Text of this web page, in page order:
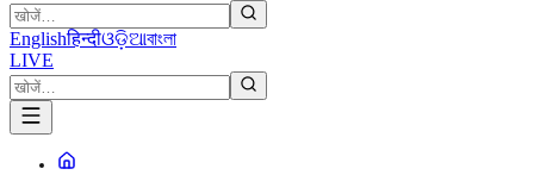
Englishहिन्दीଓଡ଼ିଆবাংলা
LIVE